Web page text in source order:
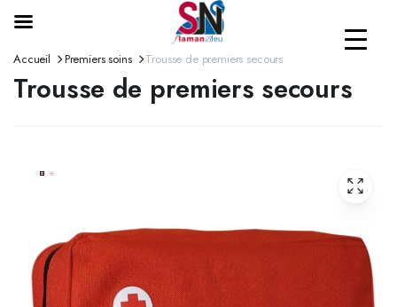
Accueil Premiers soins Trousse de premiers secours
Trousse de premiers secours